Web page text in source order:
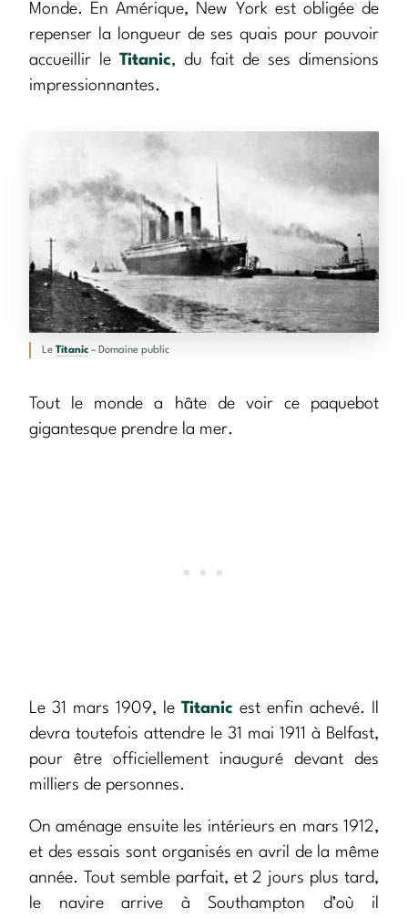
Monde. En Amérique, New York est obligée de
repenser la longueur de ses quais pour pouvoir
accueillir le Titanic, du fait de ses dimensions
impressionnantes.
Le Titanic – Domaine public
Tout le monde a hâte de voir ce paquebot
gigantesque prendre la mer.
Le 31 mars 1909, le Titanic est enfin achevé. Il
devra toutefois attendre le 31 mai 1911 à Belfast,
pour être officiellement inauguré devant des
milliers de personnes.
On aménage ensuite les intérieurs en mars 1912,
et des essais sont organisés en avril de la même
année. Tout semble parfait, et 2 jours plus tard,
le navire arrive à Southampton d’où il